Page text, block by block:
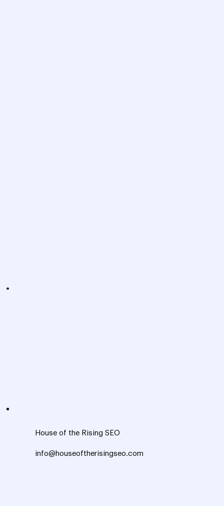
House of the Rising SEO
info@houseoftherisingseo.com